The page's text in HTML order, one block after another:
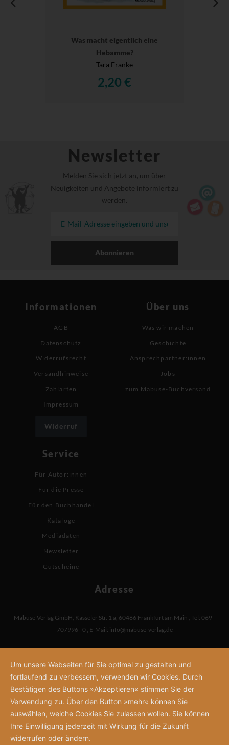
Was macht eigentlich eine
Hebamme?
Tara Franke
2,20 €
Newsletter
Melden Sie sich jetzt an, um über
Neuigkeiten und Angebote informiert zu
werden.
Abonnieren
Informationen
AGB
Datenschutz
Widerrufsrecht
Versandhinweise
Zahlarten
Impressum
Widerruf
Über uns
Was wir machen
Geschichte
Ansprechpartner:innen
Jobs
zum Mabuse-Buchversand
Service
Für Autor:innen
Für die Presse
Für den Buchhandel
Kataloge
Mediadaten
Newsletter
Gutscheine
Adresse
Mabuse-Verlag GmbH Kasseler Str. 1 a 60486 Frankfurt am Main Tel: 069 -
707996 - 0 E-Mail: info@mabuse-verlag.de
Um unsere Webseiten für Sie optimal zu gestalten und
fortlaufend zu verbessern, verwenden wir Cookies. Durch
Bestätigen des Buttons »Akzeptieren« stimmen Sie der
Verwendung zu. Über den Button »mehr« können Sie
auswählen, welche Cookies Sie zulassen wollen. Sie können
Ihre Einwilligung jederzeit mit Wirkung für die Zukunft
widerrufen oder ändern.